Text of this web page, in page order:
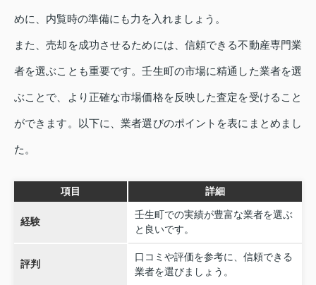
めに、内覧時の準備にも力を入れましょう。
また、売却を成功させるためには、信頼できる不動産専門業
者を選ぶことも重要です。壬生町の市場に精通した業者を選
ぶことで、より正確な市場価格を反映した査定を受けること
ができます。以下に、業者選びのポイントを表にまとめまし
た。
項目 詳細
経験
壬生町での実績が豊富な業者を選ぶ
と良いです。
評判
口コミや評価を参考に、信頼できる
業者を選びましょう。